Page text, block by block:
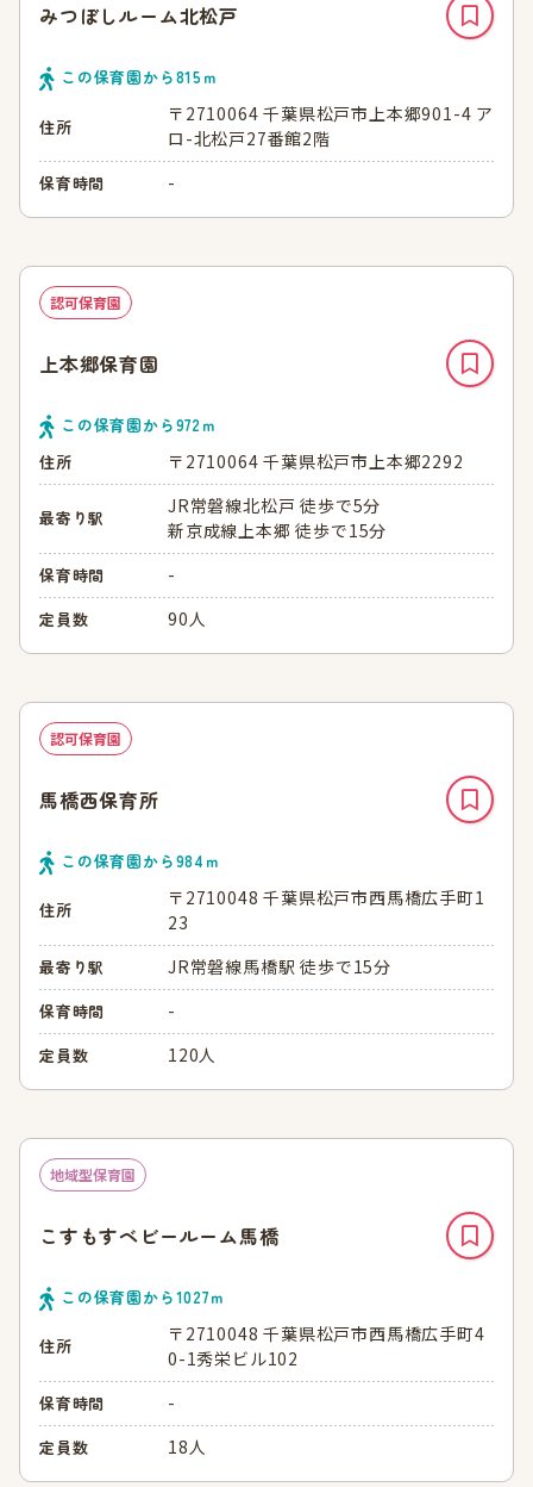
みつぼしルーム北松戸
この保育園から815ｍ
住所
〒2710064 千葉県松戸市上本郷901-4 ア
ロ-北松戸27番館2階
保育時間 -
認可保育園
上本郷保育園
この保育園から972ｍ
住所
〒2710064 千葉県松戸市上本郷2292
最寄り駅
JR常磐線北松戸 徒歩で5分
新京成線上本郷 徒歩で15分
保育時間 -
定員数 90人
認可保育園
馬橋西保育所
この保育園から984 ｍ
住所
〒2710048 千葉県松戸市西馬橋広手町1
23
最寄り駅 JR常磐線馬橋駅 徒歩で15分
保育時間 -
定員数 120人
地域型保育園
こすもすベビールーム馬橋
この保育園から1027ｍ
住所
〒2710048 千葉県松戸市西馬橋広手町4
0-1秀栄ビル102
保育時間 -
定員数 18人